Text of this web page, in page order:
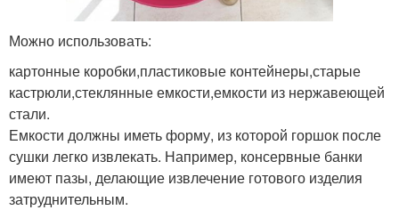
Можно использовать:
картонные коробки,пластиковые контейнеры,старые
кастрюли,стеклянные емкости,емкости из нержавеющей
стали.
Емкости должны иметь форму, из которой горшок после
сушки легко извлекать. Например, консервные банки
имеют пазы, делающие извлечение готового изделия
затруднительным.